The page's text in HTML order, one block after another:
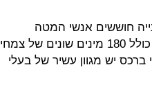
חוששים אנשי המטה
שהתוכנית תהרוס את רכס הכורכר. לדבריהם, הרכס כולל 180 מינים שונים של צמחי
כי ברכס יש מגוון עשיר של בעלי